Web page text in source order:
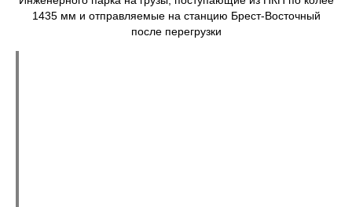
1435 мм и отправляемые на станцию Брест-Восточный
после перегрузки